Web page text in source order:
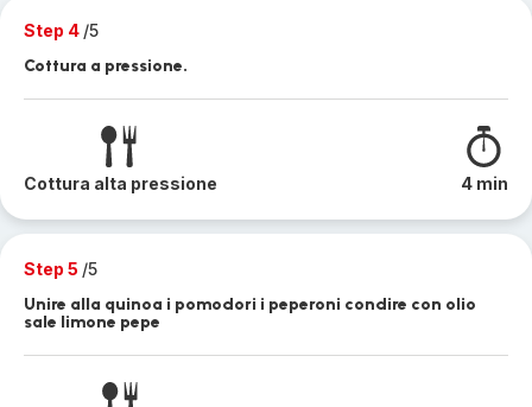
Step 4 /5
Cottura a pressione.
Cottura alta pressione 4 min
Step 5 /5
Unire alla quinoa i pomodori i peperoni condire con olio
sale limone pepe